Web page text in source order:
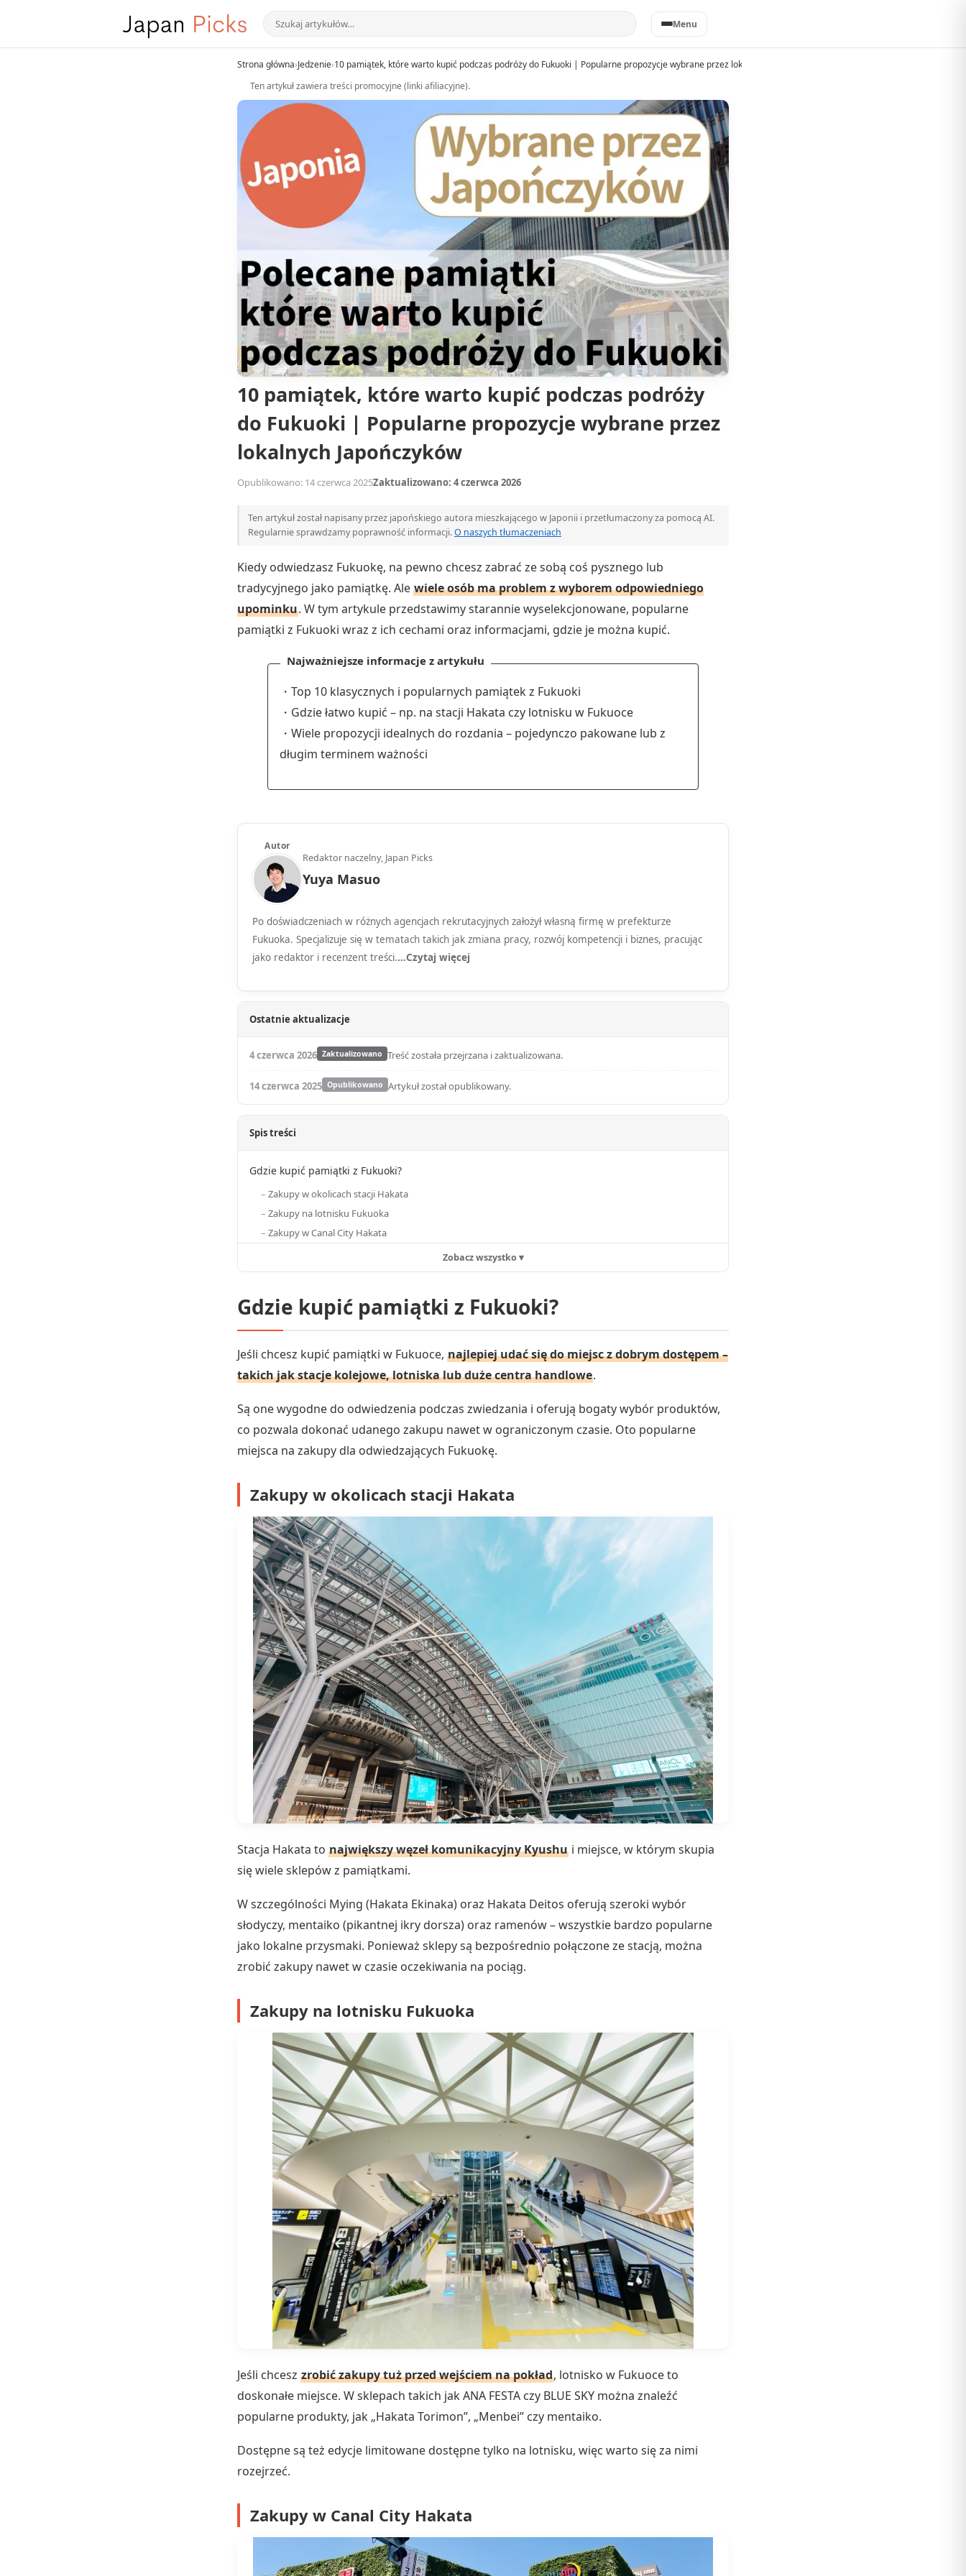
Menu
Strona główna›Jedzenie›10 pamiątek, które warto kupić podczas podróży do Fukuoki | Popularne propozycje wybrane przez lokalnych Japończyków
Ten artykuł zawiera treści promocyjne (linki afiliacyjne).
10 pamiątek, które warto kupić podczas podróży
do Fukuoki | Popularne propozycje wybrane przez
lokalnych Japończyków
Opublikowano: 14 czerwca 2025Zaktualizowano: 4 czerwca 2026
Ten artykuł został napisany przez japońskiego autora mieszkającego w Japonii i przetłumaczony za pomocą AI.
Regularnie sprawdzamy poprawność informacji.O naszych tłumaczeniach
Kiedy odwiedzasz Fukuokę, na pewno chcesz zabrać ze sobą coś pysznego lub
tradycyjnego jako pamiątkę. Ale wiele osób ma problem z wyborem odpowiedniego
upominku. W tym artykule przedstawimy starannie wyselekcjonowane, popularne
pamiątki z Fukuoki wraz z ich cechami oraz informacjami, gdzie je można kupić.
Najważniejsze informacje z artykułu
・Top 10 klasycznych i popularnych pamiątek z Fukuoki
・Gdzie łatwo kupić – np. na stacji Hakata czy lotnisku w Fukuoce
・Wiele propozycji idealnych do rozdania – pojedynczo pakowane lub z
długim terminem ważności
Autor
Redaktor naczelny, Japan Picks
Yuya Masuo
Po doświadczeniach w różnych agencjach rekrutacyjnych założył własną firmę w prefekturze
Fukuoka. Specjalizuje się w tematach takich jak zmiana pracy, rozwój kompetencji i biznes, pracując
jako redaktor i recenzent treści.…Czytaj więcej
Ostatnie aktualizacje
4 czerwca 2026 Zaktualizowano Treść została przejrzana i zaktualizowana.
14 czerwca 2025 Opublikowano Artykuł został opublikowany.
Spis treści
Gdzie kupić pamiątki z Fukuoki?
Zakupy w okolicach stacji Hakata
Zakupy na lotnisku Fukuoka
Zakupy w Canal City Hakata
Zobacz wszystko ▾
Gdzie kupić pamiątki z Fukuoki?
Jeśli chcesz kupić pamiątki w Fukuoce, najlepiej udać się do miejsc z dobrym dostępem –
takich jak stacje kolejowe, lotniska lub duże centra handlowe.
Są one wygodne do odwiedzenia podczas zwiedzania i oferują bogaty wybór produktów,
co pozwala dokonać udanego zakupu nawet w ograniczonym czasie. Oto popularne
miejsca na zakupy dla odwiedzających Fukuokę.
Zakupy w okolicach stacji Hakata
Stacja Hakata to największy węzeł komunikacyjny Kyushu i miejsce, w którym skupia
się wiele sklepów z pamiątkami.
W szczególności Mying (Hakata Ekinaka) oraz Hakata Deitos oferują szeroki wybór
słodyczy, mentaiko (pikantnej ikry dorsza) oraz ramenów – wszystkie bardzo popularne
jako lokalne przysmaki. Ponieważ sklepy są bezpośrednio połączone ze stacją, można
zrobić zakupy nawet w czasie oczekiwania na pociąg.
Zakupy na lotnisku Fukuoka
Jeśli chcesz zrobić zakupy tuż przed wejściem na pokład, lotnisko w Fukuoce to
doskonałe miejsce. W sklepach takich jak ANA FESTA czy BLUE SKY można znaleźć
popularne produkty, jak „Hakata Torimon”, „Menbei” czy mentaiko.
Dostępne są też edycje limitowane dostępne tylko na lotnisku, więc warto się za nimi
rozejrzeć.
Zakupy w Canal City Hakata